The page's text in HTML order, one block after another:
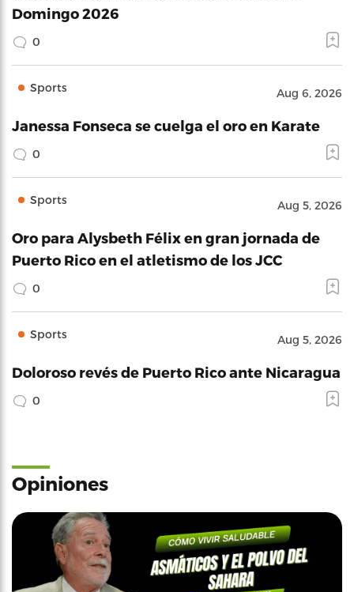
Domingo 2026
0
Sports Aug 6, 2026
Janessa Fonseca se cuelga el oro en Karate
0
Sports Aug 5, 2026
Oro para Alysbeth Félix en gran jornada de
Puerto Rico en el atletismo de los JCC
0
Sports Aug 5, 2026
Doloroso revés de Puerto Rico ante Nicaragua
0
Opiniones